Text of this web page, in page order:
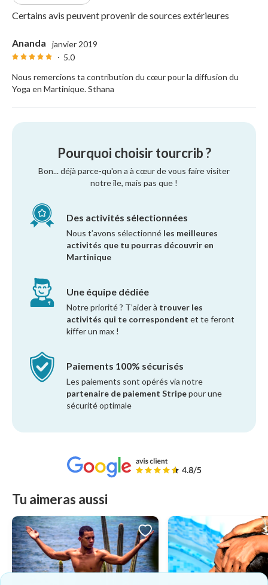
Certains avis peuvent provenir de sources extérieures
Ananda
janvier 2019
5.0
Nous remercions ta contribution du cœur pour la diffusion du
Yoga en Martinique. Sthana
Pourquoi choisir tourcrib ?
Bon... déjà parce-qu'on a à cœur de vous faire visiter
notre île, mais pas que !
Des activités sélectionnées
Nous t’avons sélectionné les meilleures
activités que tu pourras découvrir en
Martinique
Une équipe dédiée
Notre priorité ? T’aider à trouver les
activités qui te correspondent et te feront
kiffer un max !
Paiements 100% sécurisés
Les paiements sont opérés via notre
partenaire de paiement Stripepour une
sécurité optimale
Tu aimeras aussi